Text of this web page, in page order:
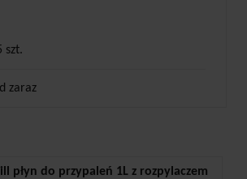
szt.
zaraz
płyn do przypaleń 1L z rozpylaczem